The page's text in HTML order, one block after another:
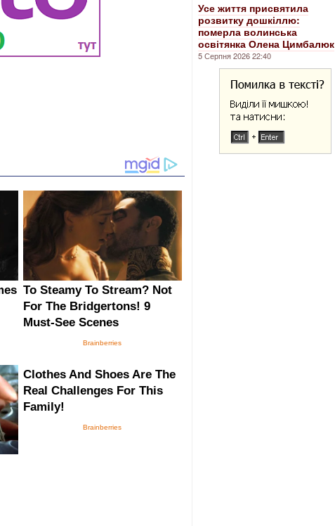
Усе життя присвятила
розвитку дошкіллю:
померла волинська
освітянка Олена Цимбалюк
5 Серпня 2026 22:40